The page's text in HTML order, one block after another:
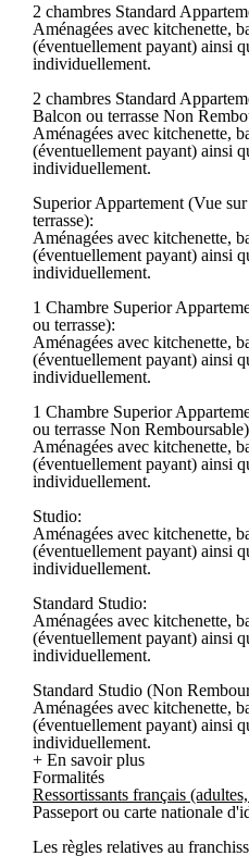
2 chambres Standard
Aménagées avec kitchenette,
(éventuellement payant) ainsi
individuellement.
2 chambres Standard
Balcon ou terrasse Non
Aménagées avec kitchenette,
(éventuellement payant) ainsi
individuellement.
Superior Appartement (Vue
terrasse):
Aménagées avec kitchenette,
(éventuellement payant) ainsi
individuellement.
1 Chambre Superior
ou terrasse):
Aménagées avec kitchenette,
(éventuellement payant) ainsi
individuellement.
1 Chambre Superior
ou terrasse Non
Aménagées avec kitchenette,
(éventuellement payant) ainsi
individuellement.
Studio:
Aménagées avec kitchenette,
(éventuellement payant) ainsi
individuellement.
Standard Studio:
Aménagées avec kitchenette,
(éventuellement payant) ainsi
individuellement.
Standard Studio (Non
Aménagées avec kitchenette,
(éventuellement payant) ainsi
individuellement.
+ En savoir plus
Formalités
Ressortissants français
Passeport ou carte nationale
Les règles relatives au